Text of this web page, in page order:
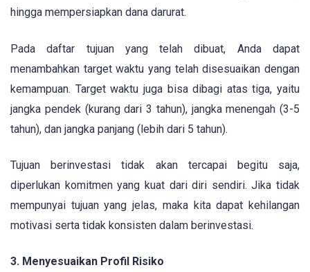
hingga mempersiapkan dana darurat.
Pada daftar tujuan yang telah dibuat, Anda dapat
menambahkan target waktu yang telah disesuaikan dengan
kemampuan. Target waktu juga bisa dibagi atas tiga, yaitu
jangka pendek (kurang dari 3 tahun), jangka menengah (3-5
tahun), dan jangka panjang (lebih dari 5 tahun).
Tujuan berinvestasi tidak akan tercapai begitu saja,
diperlukan komitmen yang kuat dari diri sendiri. Jika tidak
mempunyai tujuan yang jelas, maka kita dapat kehilangan
motivasi serta tidak konsisten dalam berinvestasi.
3. Menyesuaikan Profil Risiko